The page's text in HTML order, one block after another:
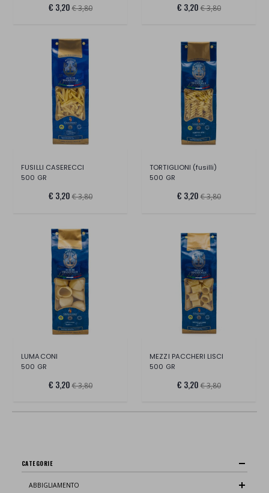
€ 3,20 € 3,80 € 3,20 € 3,80
FUSILLI CASERECCI
500 GR
€ 3,20 € 3,80
TORTIGLIONI (fusilli)
500 GR
€ 3,20 € 3,80
LUMACONI
500 GR
€ 3,20 € 3,80
MEZZI PACCHERI LISCI
500 GR
€ 3,20 € 3,80
CATEGORIE
ABBIGLIAMENTO